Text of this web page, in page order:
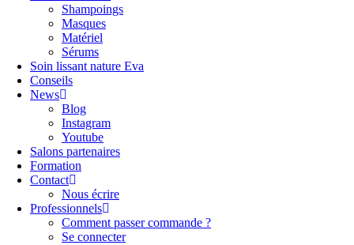
Shampoings
Masques
Matériel
Sérums
Soin lissant nature Eva
Conseils
News
Blog
Instagram
Youtube
Salons partenaires
Formation
Contact
Nous écrire
Professionnels
Comment passer commande ?
Se connecter